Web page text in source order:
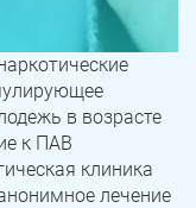
в возрасте
к ПАВ
клиника
лечение